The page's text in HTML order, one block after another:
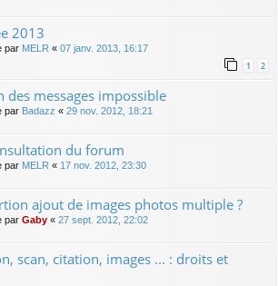
2013
par MELR « 07 janv. 2013, 16:17
1 2
des messages impossible
par Badazz « 29 nov. 2012, 18:21
du forum
par MELR « 17 nov. 2012, 23:30
ajout de images photos multiple ?
par Gaby « 27 sept. 2012, 22:02
scan, citation, images ... : droits et